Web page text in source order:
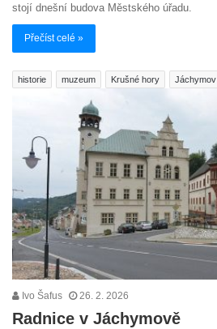
stojí dnešní budova Městského úřadu.
Přečíst celé »
historie muzeum Krušné hory Jáchymov
Ivo Šafus 26. 2. 2026
Radnice v Jáchymově